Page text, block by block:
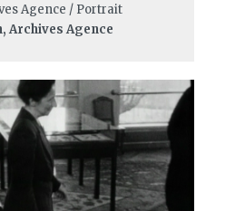
Agence / Portrait
Archives Agence